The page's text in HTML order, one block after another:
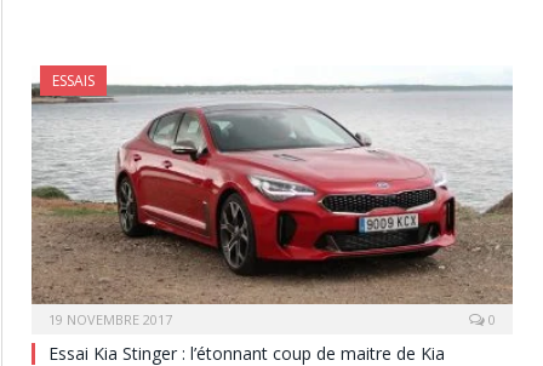
ESSAIS
19 NOVEMBRE 2017 0
Essai Kia Stinger : l’étonnant coup de maitre de Kia